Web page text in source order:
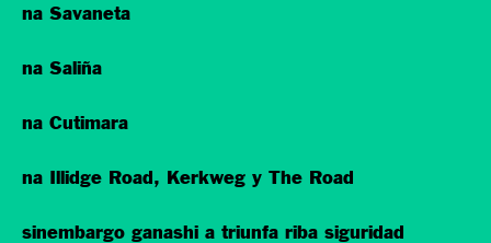
na Savaneta
na Saliña
na Cutimara
na Illidge Road, Kerkweg y The Road
sinembargo ganashi a triunfa riba siguridad